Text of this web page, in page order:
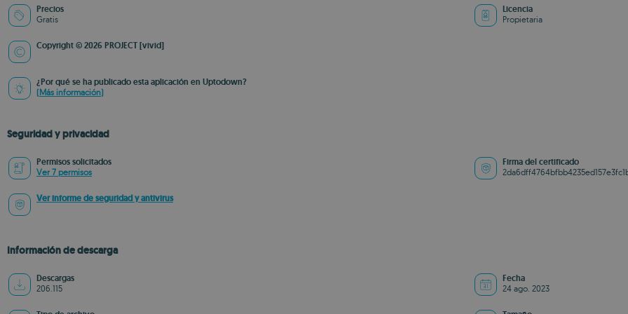
Precios
Gratis
Licencia
Propietaria
Copyright © 2026 PROJECT [vivid]
¿Por qué se ha publicado esta aplicación en Uptodown?
(Más información)
Seguridad y privacidad
Permisos solicitados
Ver 7 permisos
Firma del certificado
Ver informe de seguridad y antivirus
Información de descarga
Descargas
206.115
Fecha
24 ago. 2023